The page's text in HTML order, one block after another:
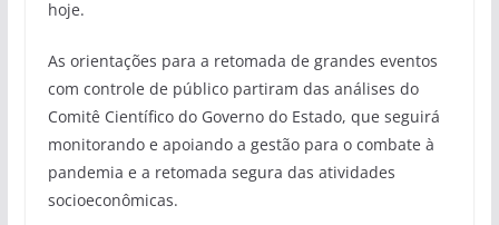
hoje.
As orientações para a retomada de grandes eventos
com controle de público partiram das análises do
Comitê Científico do Governo do Estado, que seguirá
monitorando e apoiando a gestão para o combate à
pandemia e a retomada segura das atividades
socioeconômicas.